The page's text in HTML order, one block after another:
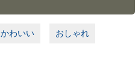
かわいい おしゃれ